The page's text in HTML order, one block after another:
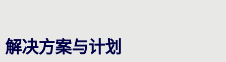
解决方案与计划